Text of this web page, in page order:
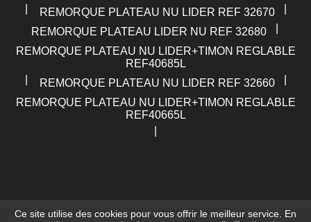
REMORQUE PLATEAU NU LIDER REF 32670
REMORQUE PLATEAU LIDER NU REF 32680
REMORQUE PLATEAU NU LIDER+TIMON REGLABLE
REF40685L
REMORQUE PLATEAU NU LIDER REF 32660
REMORQUE PLATEAU NU LIDER+TIMON REGLABLE
REF40665L
Ce site utilise des cookies pour vous offrir le meilleur service. En